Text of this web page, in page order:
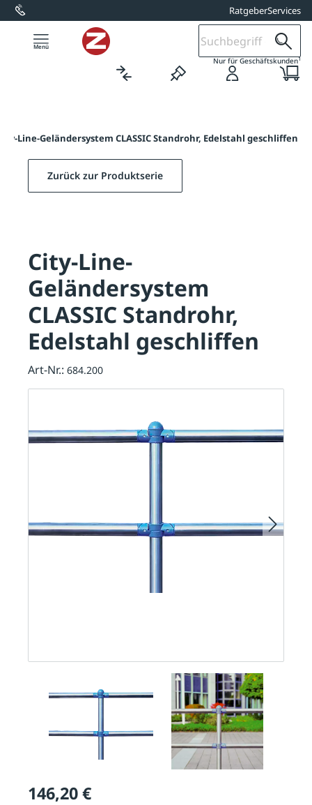
springen RatgeberServices
Nur für Geschäftskunden1
Line-Geländersystem CLASSIC Standrohr, Edelstahl geschliffen
146,20 €
Zurück zur Produktserie
City-Line-
Geländersystem
CLASSIC Standrohr,
Edelstahl geschliffen
Art-Nr.: 684.200